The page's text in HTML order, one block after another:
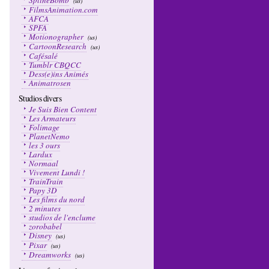
FilmsAnimation.com
AFCA
SPFA
Motionographer (us)
CartoonResearch (us)
Cafésalé
Tumblr CBQCC
Dess(e)ins Animés
Animatrosen
Studios divers
Je Suis Bien Content
Les Armateurs
Folimage
PlanetNemo
les 3 ours
Lardux
Normaal
Vivement Lundi !
TrainTrain
Papy 3D
Les films du nord
2 minutes
studios de l'enclume
zorobabel
Disney (us)
Pixar (us)
Dreamworks (us)